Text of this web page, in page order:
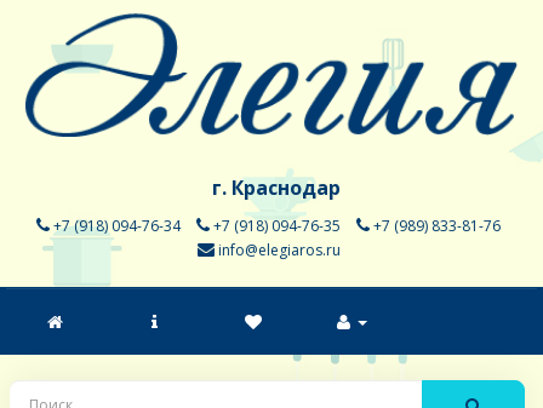
г. Краснодар
+7 (918) 094-76-34 +7 (918) 094-76-35
+7 (989) 833-81-76
info@elegiaros.ru